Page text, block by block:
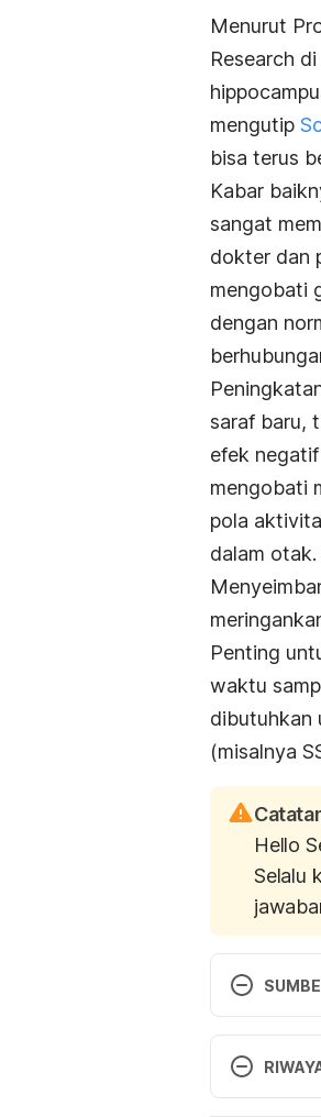
Menurut
Research
mengutip
bisa terus
Kabar
sangat
dokter dan
mengobati
dengan
saraf baru,
efek negatif
mengobati
pola
dalam
Penting
waktu
dibutuhkan
(misalnya
Hello
Selalu
http://
news-